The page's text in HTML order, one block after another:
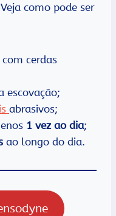
como pode ser
com cerdas
escovação;
abrasivos;
1 vez ao dia;
ao longo do dia.